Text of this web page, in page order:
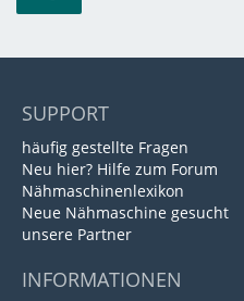
SUPPORT
häufig gestellte Fragen
Neu hier? Hilfe zum Forum
Nähmaschinenlexikon
Neue Nähmaschine gesucht
unsere Partner
INFORMATIONEN